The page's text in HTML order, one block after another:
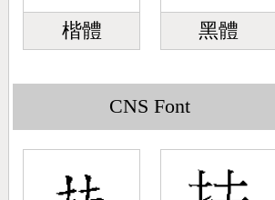
楷體 黑體
CNS Font